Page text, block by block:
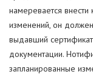
намеревается
изменений, он
выдавший
документации.
запланированные